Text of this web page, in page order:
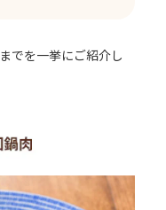
でを一挙にご紹介し